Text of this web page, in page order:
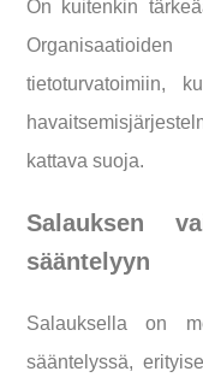
On kuitenkin
tietoturvatoimiin,
kattava suoja.
Salauksen
sääntelyyn
Salauksella on
sääntelyssä,